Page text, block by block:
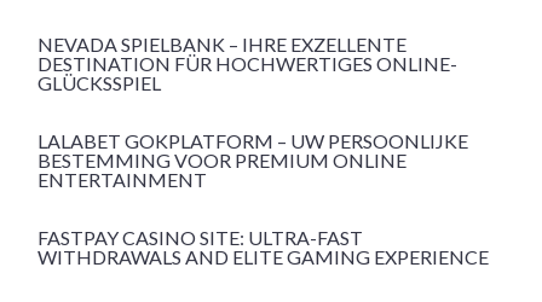
NEVADA SPIELBANK – IHRE EXZELLENTE
DESTINATION FÜR HOCHWERTIGES ONLINE-
GLÜCKSSPIEL
LALABET GOKPLATFORM – UW PERSOONLIJKE
BESTEMMING VOOR PREMIUM ONLINE
ENTERTAINMENT
FASTPAY CASINO SITE: ULTRA-FAST
WITHDRAWALS AND ELITE GAMING EXPERIENCE